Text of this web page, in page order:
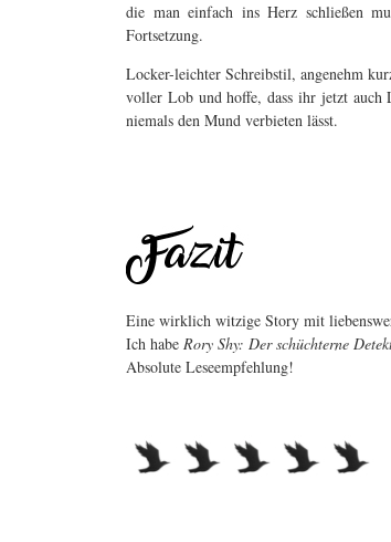
die man einfach ins Herz schließen
Fortsetzung.
Locker-leichter Schreibstil, angenehm
voller Lob und hoffe, dass ihr jetzt auch
niemals den Mund verbieten lässt.
Eine wirklich witzige Story mit
Ich habe Rory Shy: Der schüchterne
Absolute Leseempfehlung!